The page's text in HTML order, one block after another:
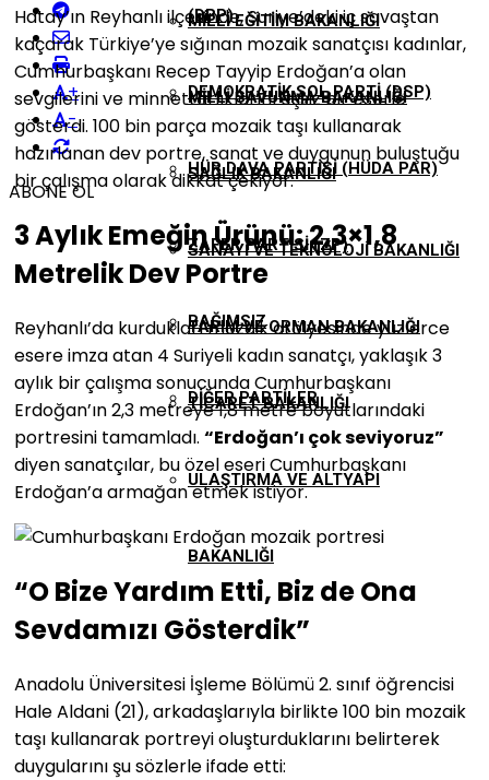
(DBP)
DEMOKRATIK SOL PARTI (DSP)
HÜR DAVA PARTISI (HÜDA PAR)
ZAFER PARTISI (ZP)
BAĞIMSIZ
DIĞER PARTILER
MILLI EĞITIM BAKANLIĞI
MILLI SAVUNMA BAKANLIĞI
SAĞLIK BAKANLIĞI
SANAYI VE TEKNOLOJI BAKANLIĞI
TARIM VE ORMAN BAKANLIĞI
TICARET BAKANLIĞI
ULAŞTIRMA VE ALTYAPI
BAKANLIĞI
+
-
ABONE OL
Hatay’ın Reyhanlı ilçesinde, Suriye’deki iç savaştan
kaçarak Türkiye’ye sığınan mozaik sanatçısı kadınlar,
Cumhurbaşkanı Recep Tayyip Erdoğan’a olan
sevgilerini ve minnettarlıklarını eşsiz bir eserle
gösterdi. 100 bin parça mozaik taşı kullanarak
hazırlanan dev portre, sanat ve duygunun buluştuğu
bir çalışma olarak dikkat çekiyor.
3 Aylık Emeğin Ürünü: 2,3×1,8
Metrelik Dev Portre
Reyhanlı’da kurdukları mozaik atölyesinde yüzlerce
esere imza atan 4 Suriyeli kadın sanatçı, yaklaşık 3
aylık bir çalışma sonucunda Cumhurbaşkanı
Erdoğan’ın 2,3 metreye 1,8 metre boyutlarındaki
portresini tamamladı. “Erdoğan’ı çok seviyoruz”
diyen sanatçılar, bu özel eseri Cumhurbaşkanı
Erdoğan’a armağan etmek istiyor.
“O Bize Yardım Etti, Biz de Ona
Sevdamızı Gösterdik”
Anadolu Üniversitesi İşleme Bölümü 2. sınıf öğrencisi
Hale Aldani (21), arkadaşlarıyla birlikte 100 bin mozaik
taşı kullanarak portreyi oluşturduklarını belirterek
duygularını şu sözlerle ifade etti: